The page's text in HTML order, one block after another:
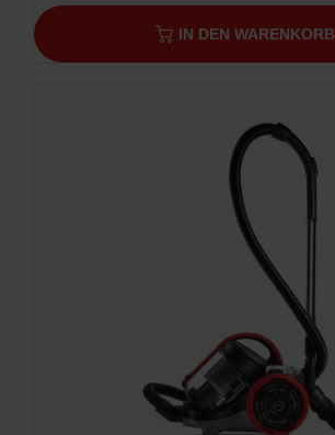
IN DEN WARENKORB